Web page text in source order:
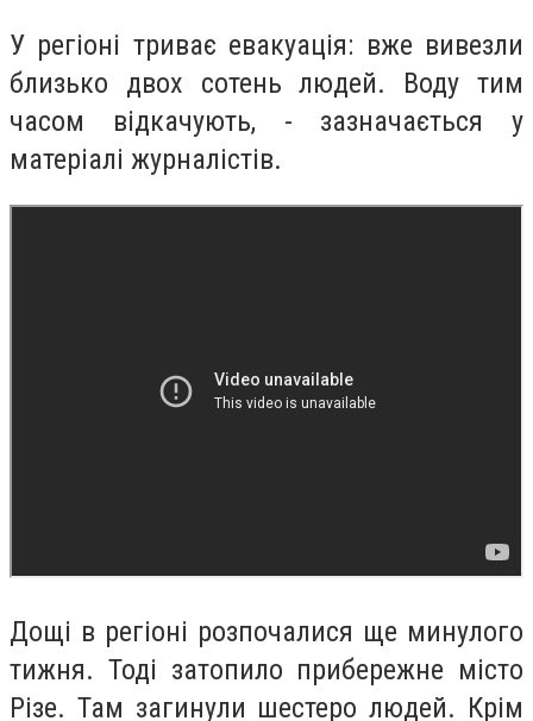
У регіоні триває евакуація: вже вивезли
близько двох сотень людей. Воду тим
часом відкачують, - зазначається у
матеріалі журналістів.
Дощі в регіоні розпочалися ще минулого
тижня. Тоді затопило прибережне місто
Різе. Там загинули шестеро людей. Крім